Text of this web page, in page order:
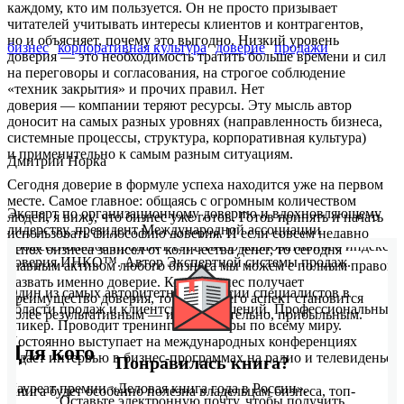
каждому, кто им пользуется. Он не просто призывает
читателей учитывать интересы клиентов и контрагентов,
но и объясняет, почему это выгодно. Низкий уровень
доверия — это необходимость тратить больше времени и сил
на переговоры и согласования, на строгое соблюдение
«техник закрытия» и прочих правил. Нет
доверия — компании теряют ресурсы. Эту мысль автор
доносит на самых разных уровнях (направленность бизнеса,
системные процессы, структура, корпоративная культура)
и применительно к самым разным ситуациям.
Сегодня доверие в формуле успеха находится уже на первом
месте. Самое главное: общаясь с огромным количеством
людей, я вижу, что бизнес уже готов. Готов принять и начать
использовать философию доверия. И если совсем недавно
успех бизнеса зависел от количества денег, то сегодня
главным активом любого бизнеса мы можем с полным правом
назвать именно доверие. Когда бизнес получает
преимущество доверия, то каждый его аспект становится
более результативным — и, следовательно, прибыльным.
Для кого
Книга будет особенно полезна владельцам бизнеса, топ-
бизнес корпоративная культура доверие продажи
Дмитрий Норка
Эксперт по организационному доверию и вдохновляющему
лидерству, президент Международной ассоциации
профессионалов продаж IASP. Автор корпоративного индекса
доверия ИНКО™. Автор Экспертной системы продаж.
Один из самых авторитетных в России специалистов в
области продаж и клиентских отношений. Профессиональный
спикер. Проводит тренинги семинары по всему миру.
Постоянно выступает на международных конференциях
и дает интервью в бизнес-программах на радио и телевиденье.
Лауреат премии «Деловая книга года в России».
Понравилась книга?